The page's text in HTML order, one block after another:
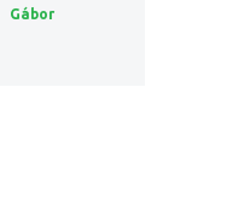
Gábor